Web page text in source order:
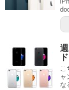
こ
ャ
な